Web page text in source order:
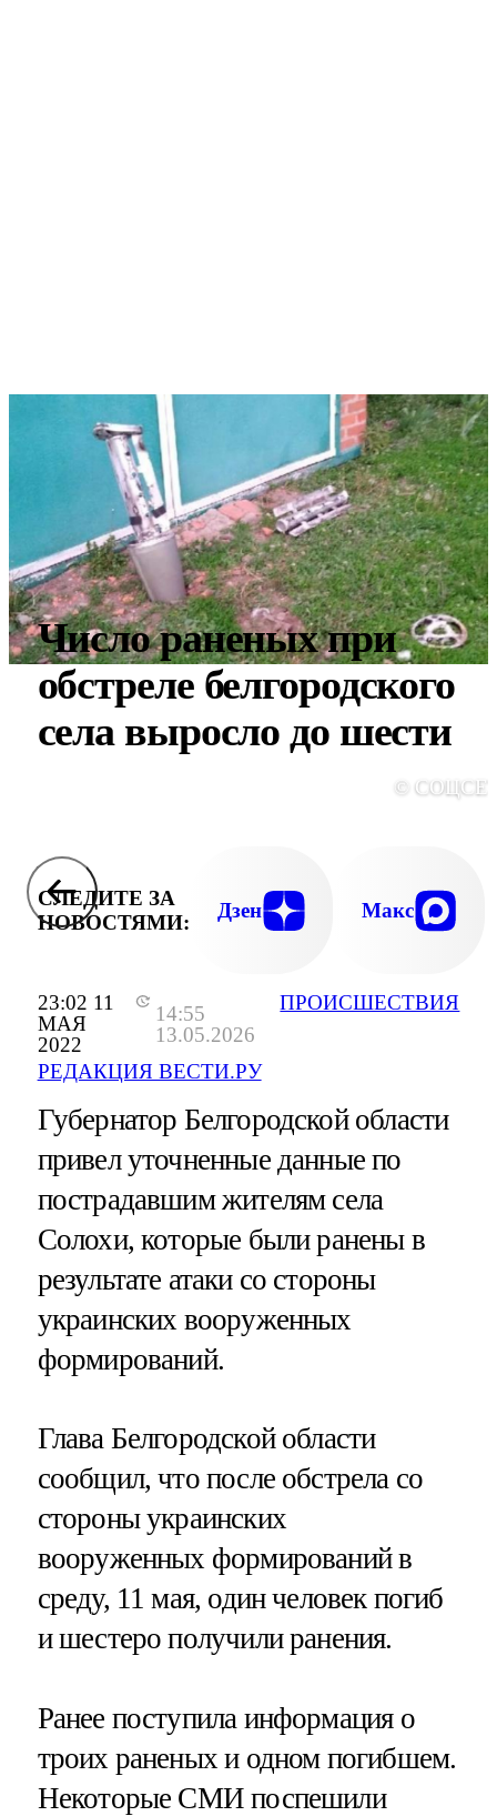
23:02 11
МАЯ
2022
14:55
13.05.2026
РЕДАКЦИЯ ВЕСТИ.РУ
ПРОИСШЕСТВИЯ
Число раненых при
обстреле белгородского
села выросло до шести
©
СЛЕДИТЕ ЗА
НОВОСТЯМИ:
Дзен Макс
Губернатор Белгородской области
привел уточненные данные по
пострадавшим жителям села
Солохи, которые были ранены в
результате атаки со стороны
украинских вооруженных
формирований.
Глава Белгородской области
сообщил, что после обстрела со
стороны украинских
вооруженных формирований в
среду, 11 мая, один человек погиб
и шестеро получили ранения.
Ранее поступила информация о
троих раненых и одном погибшем.
Некоторые СМИ поспешили